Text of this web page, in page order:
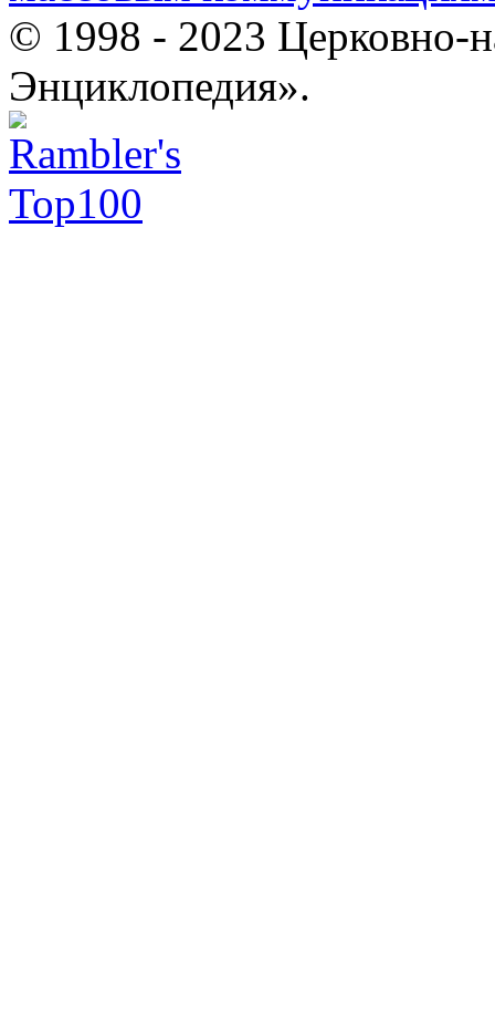
© 1998 - 2023 Церковно-
Энциклопедия».